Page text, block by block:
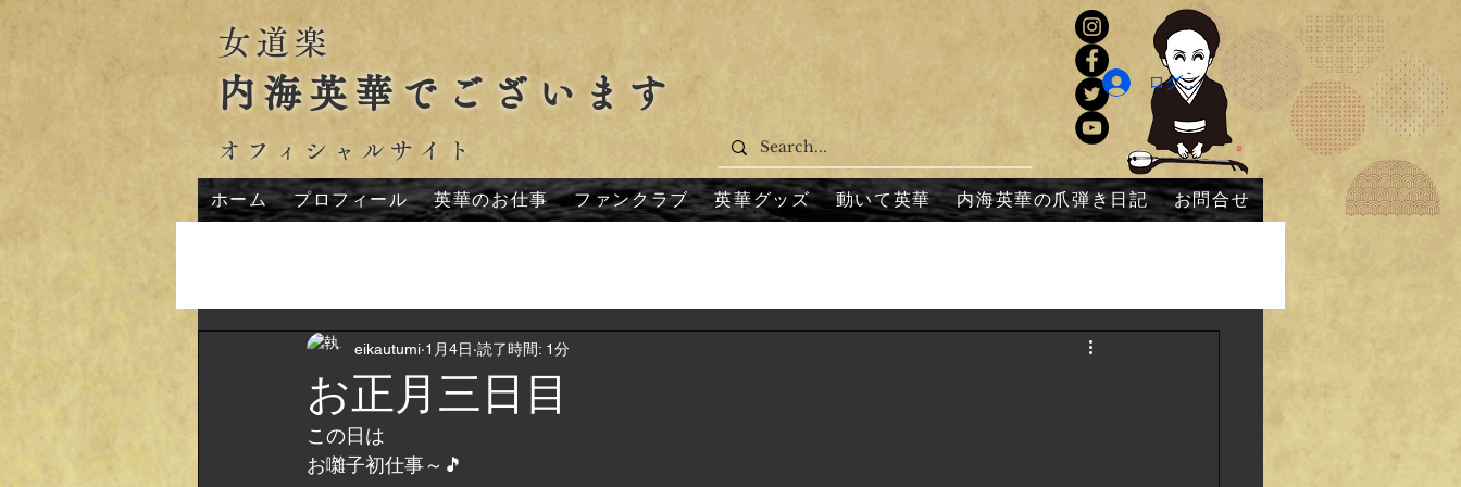
女道楽
内海英華でございます
オフィシャルサイト
ホーム プロフィール 英華のお仕事 ファンクラブ 英華グッズ 動いて英華 内海英華の爪弾き日記 お問合せ
ログイン
お正月三日目
eikautumi 1月4日 読了時間: 1分
この日は
お囃子初仕事～🎵